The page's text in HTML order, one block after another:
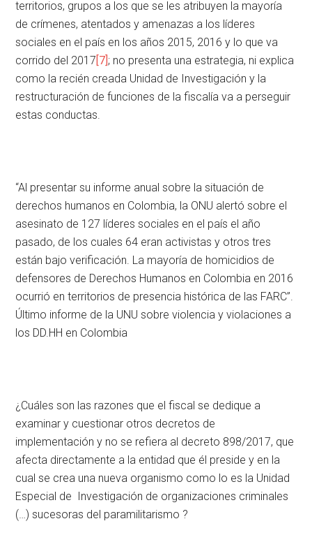
territorios, grupos a los que se les atribuyen la mayoría
de crímenes, atentados y amenazas a los líderes
sociales en el país en los años 2015, 2016 y lo que va
corrido del 2017[7]; no presenta una estrategia, ni explica
como la recién creada Unidad de Investigación y la
restructuración de funciones de la fiscalía va a perseguir
estas conductas.
“Al presentar su informe anual sobre la situación de
derechos humanos en Colombia, la ONU alertó sobre el
asesinato de 127 líderes sociales en el país el año
pasado, de los cuales 64 eran activistas y otros tres
están bajo verificación. La mayoría de homicidios de
defensores de Derechos Humanos en Colombia en 2016
ocurrió en territorios de presencia histórica de las FARC”.
Último informe de la UNU sobre violencia y violaciones a
los DD.HH en Colombia
¿Cuáles son las razones que el fiscal se dedique a
examinar y cuestionar otros decretos de
implementación y no se refiera al decreto 898/2017, que
afecta directamente a la entidad que él preside y en la
cual se crea una nueva organismo como lo es la Unidad
Especial de Investigación de organizaciones criminales
(…) sucesoras del paramilitarismo ?